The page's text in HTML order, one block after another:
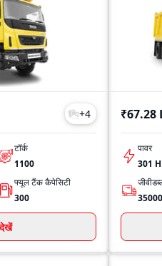
+4
टॉर्क
1100
फ्यूल टैंक कैपेसिटी
300
₹67.28
पावर
301
35000